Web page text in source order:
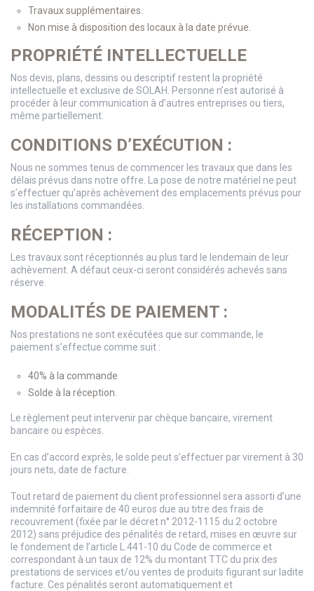
Travaux supplémentaires.
Non mise à disposition des locaux à la date prévue.
PROPRIÉTÉ INTELLECTUELLE
Nos devis, plans, dessins ou descriptif restent la propriété
intellectuelle et exclusive de SOLAH. Personne n’est autorisé à
procéder à leur communication à d’autres entreprises ou tiers,
même partiellement.
CONDITIONS D’EXÉCUTION :
Nous ne sommes tenus de commencer les travaux que dans les
délais prévus dans notre offre. La pose de notre matériel ne peut
s’effectuer qu’après achèvement des emplacements prévus pour
les installations commandées.
RÉCEPTION :
Les travaux sont réceptionnés au plus tard le lendemain de leur
achèvement. A défaut ceux-ci seront considérés achevés sans
réserve.
MODALITÉS DE PAIEMENT :
Nos prestations ne sont exécutées que sur commande, le
paiement s’effectue comme suit :
40% à la commande
Solde à la réception.
Le règlement peut intervenir par chèque bancaire, virement
bancaire ou espèces.
En cas d’accord exprès, le solde peut s’effectuer par virement à 30
jours nets, date de facture.
Tout retard de paiement du client professionnel sera assorti d’une
indemnité forfaitaire de 40 euros due au titre des frais de
recouvrement (fixée par le décret n° 2012-1115 du 2 octobre
2012) sans préjudice des pénalités de retard, mises en œuvre sur
le fondement de l’article L.441-10 du Code de commerce et
correspondant à un taux de 12% du montant TTC du prix des
prestations de services et/ou ventes de produits figurant sur ladite
facture. Ces pénalités seront automatiquement et